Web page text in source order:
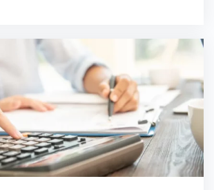
retraite avant de souscrire.